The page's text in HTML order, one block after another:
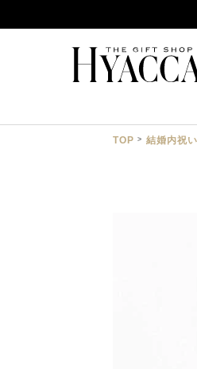
TOP 結婚内祝い